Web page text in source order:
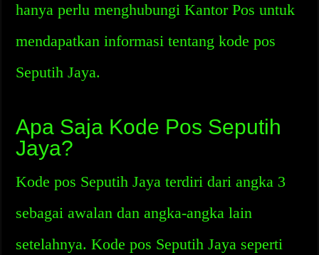
hanya perlu menghubungi Kantor Pos untuk
mendapatkan informasi tentang kode pos
Seputih Jaya.
Apa Saja Kode Pos Seputih
Jaya?
Kode pos Seputih Jaya terdiri dari angka 3
sebagai awalan dan angka-angka lain
setelahnya. Kode pos Seputih Jaya seperti